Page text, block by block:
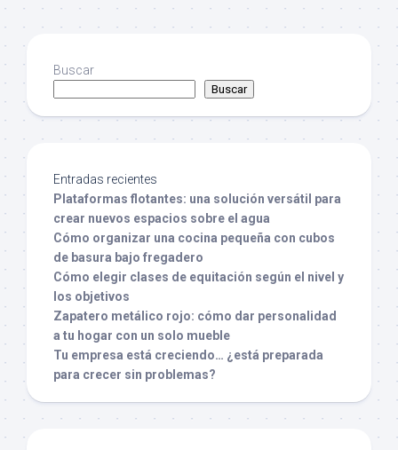
Buscar
Buscar
Entradas recientes
Plataformas flotantes: una solución versátil para
crear nuevos espacios sobre el agua
Cómo organizar una cocina pequeña con cubos
de basura bajo fregadero
Cómo elegir clases de equitación según el nivel y
los objetivos
Zapatero metálico rojo: cómo dar personalidad
a tu hogar con un solo mueble
Tu empresa está creciendo… ¿está preparada
para crecer sin problemas?